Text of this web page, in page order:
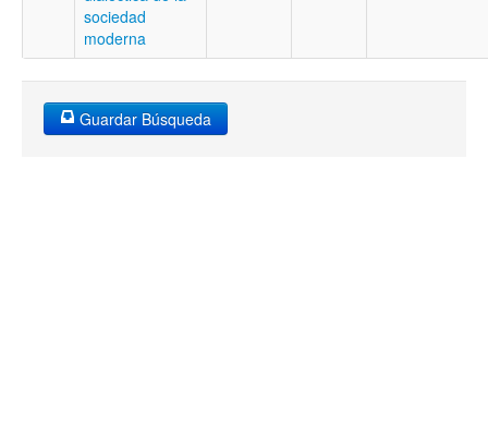
sociedad
moderna
Guardar Búsqueda